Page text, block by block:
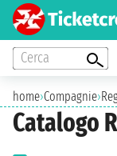
Cerca
home›Compagnie›
Catalogo